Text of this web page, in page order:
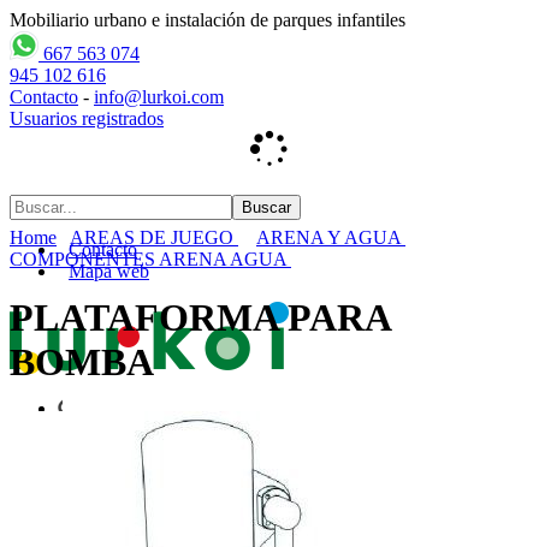
Mobiliario urbano e instalación de parques infantiles
667 563 074
945 102 616
Contacto - info@lurkoi.com
Usuarios registrados
Contacto
Mapa web
PARQUES INFANTILES
Home AREAS DE JUEGO
ARENA Y AGUA
COMPONENTES ARENA AGUA
PLATAFORMA PARA
BOMBA